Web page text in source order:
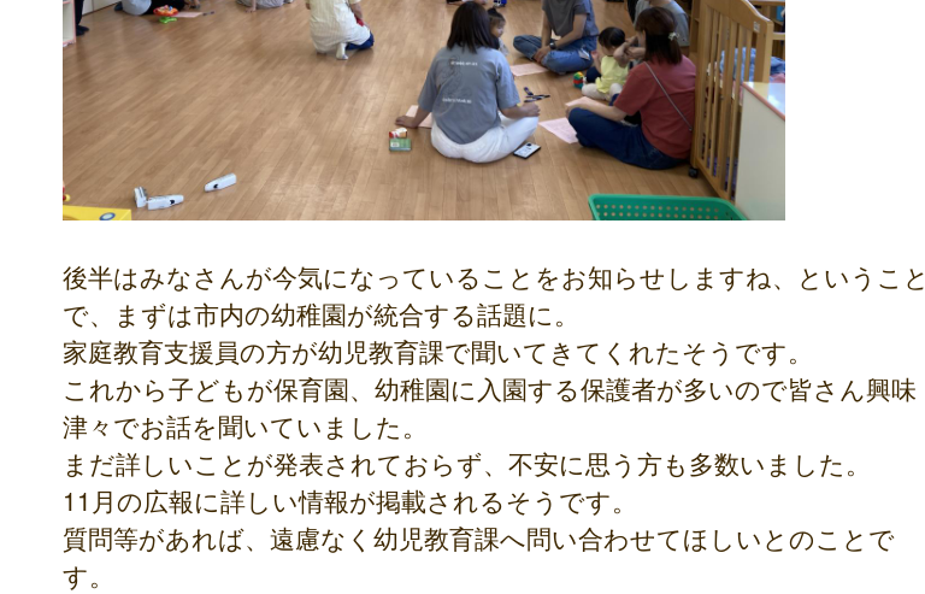
後半はみなさんが今気になっていることをお知らせしますね、ということ
で、まずは市内の幼稚園が統合する話題に。
家庭教育支援員の方が幼児教育課で聞いてきてくれたそうです。
これから子どもが保育園、幼稚園に入園する保護者が多いので皆さん興味
津々でお話を聞いていました。
まだ詳しいことが発表されておらず、不安に思う方も多数いました。
11月の広報に詳しい情報が掲載されるそうです。
質問等があれば、遠慮なく幼児教育課へ問い合わせてほしいとのことで
す。